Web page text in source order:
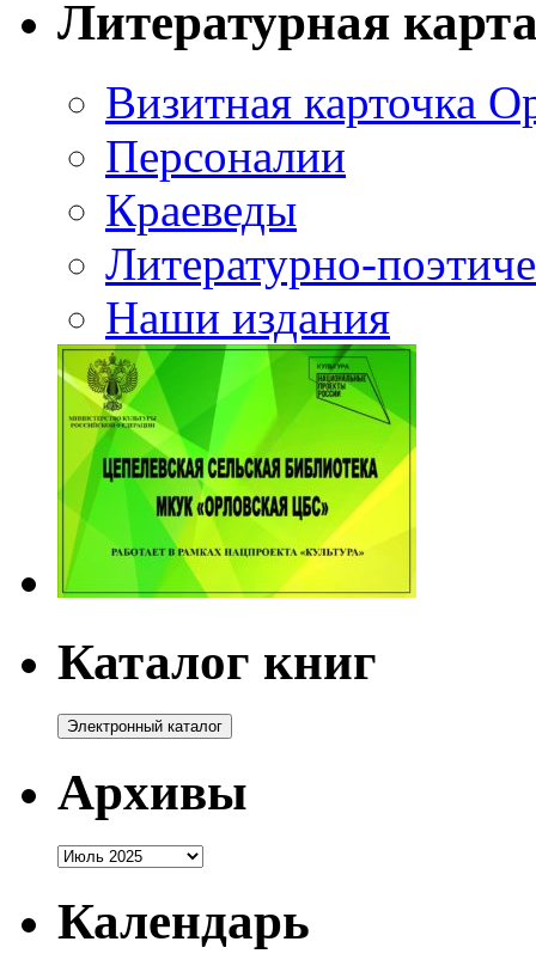
Литературная
Визитная карточка
Персоналии
Краеведы
Литературно-
Наши издания
Каталог книг
Архивы
Архивы
Календарь